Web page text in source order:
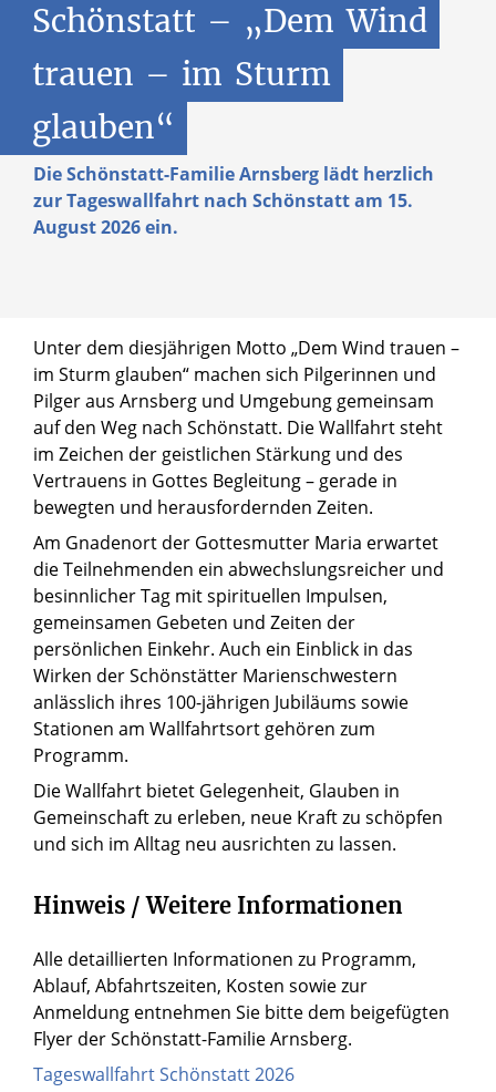
Schönstatt – „Dem Wind
trauen – im Sturm
glauben“
Die Schönstatt-Familie Arnsberg lädt herzlich
zur Tageswallfahrt nach Schönstatt am 15.
August 2026 ein.
Unter dem diesjährigen Motto „Dem Wind trauen –
im Sturm glauben“ machen sich Pilgerinnen und
Pilger aus Arnsberg und Umgebung gemeinsam
auf den Weg nach Schönstatt. Die Wallfahrt steht
im Zeichen der geistlichen Stärkung und des
Vertrauens in Gottes Begleitung – gerade in
bewegten und herausfordernden Zeiten.
Am Gnadenort der Gottesmutter Maria erwartet
die Teilnehmenden ein abwechslungsreicher und
besinnlicher Tag mit spirituellen Impulsen,
gemeinsamen Gebeten und Zeiten der
persönlichen Einkehr. Auch ein Einblick in das
Wirken der Schönstätter Marienschwestern
anlässlich ihres 100-jährigen Jubiläums sowie
Stationen am Wallfahrtsort gehören zum
Programm.
Die Wallfahrt bietet Gelegenheit, Glauben in
Gemeinschaft zu erleben, neue Kraft zu schöpfen
und sich im Alltag neu ausrichten zu lassen.
Hinweis / Weitere Informationen
Alle detaillierten Informationen zu Programm,
Ablauf, Abfahrtszeiten, Kosten sowie zur
Anmeldung entnehmen Sie bitte dem beigefügten
Flyer der Schönstatt-Familie Arnsberg.
Tageswallfahrt Schönstatt 2026